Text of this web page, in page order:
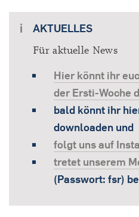
AKTUELLES
Für aktuelle News
Hier könnt ihr
der Ersti-Woche
bald könnt ihr
downloaden und
folgt uns auf
tretet unserem
(Passwort: fsr)